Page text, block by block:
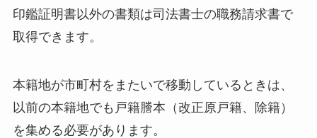
印鑑証明書以外の書類は司法書士の職務請求書で
取得できます。
本籍地が市町村をまたいで移動しているときは、
以前の本籍地でも戸籍謄本（改正原戸籍、除籍）
を集める必要があります。